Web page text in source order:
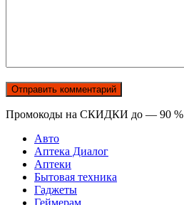
Промокоды на СКИДКИ до — 90 %
Авто
Аптека Диалог
Аптеки
Бытовая техника
Гаджеты
Геймерам